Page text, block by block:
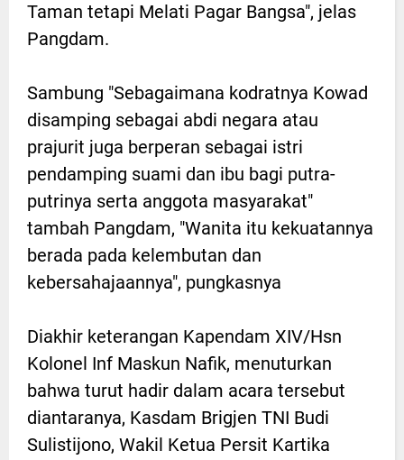
Taman tetapi Melati Pagar Bangsa", jelas
Pangdam.
Sambung "Sebagaimana kodratnya Kowad
disamping sebagai abdi negara atau
prajurit juga berperan sebagai istri
pendamping suami dan ibu bagi putra-
putrinya serta anggota masyarakat"
tambah Pangdam, "Wanita itu kekuatannya
berada pada kelembutan dan
kebersahajaannya", pungkasnya
Diakhir keterangan Kapendam XIV/Hsn
Kolonel Inf Maskun Nafik, menuturkan
bahwa turut hadir dalam acara tersebut
diantaranya, Kasdam Brigjen TNI Budi
Sulistijono, Wakil Ketua Persit Kartika